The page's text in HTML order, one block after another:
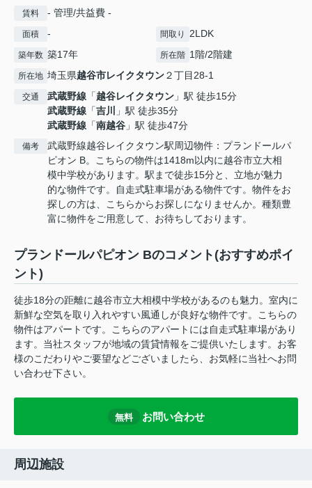
賃料 - 管理/共益費 -
面積 - 間取り 2LDK
築年数 築17年 所在階 1階/2階建
所在地 埼玉県越谷市レイクタウン２丁目28-1
交通 武蔵野線 「越谷レイクタウン 」駅 徒歩15分
武蔵野線 「吉川
」駅 徒歩35分
武蔵野線 「南越谷 」駅 徒歩47分
備考
武蔵野線越谷レイクタウン駅周辺物件：プランドールパ
ピオン B。こちらの物件は1418m以内に越谷市立大相
模中学校があります。駅まで徒歩15分と、立地が魅力
的な物件です。自走式駐車場がある物件です。物件をお
探しの方は、こちらからお探しになりませんか。種類豊
富に物件をご用意して、お待ちしております。
プランドールパピオン Bのコメント(おすすめポイ
ント)
徒歩18分の距離に越谷市立大相模中学校があるのも魅力。室内に
新鮮な空気を取り入れやすい風通しが良好な物件です。こちらの
物件はアパートです。こちらのアパートには自走式駐車場があり
ます。当社スタッフが地域の賃貸情報をご提供いたします。お客
様のこだわりやご要望などございましたら、お気軽に当社へお問
い合わせ下さい。
無料 お問い合わせ
周辺施設